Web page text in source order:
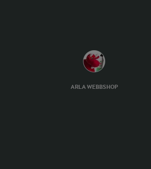
ARLA WEBBSHOP